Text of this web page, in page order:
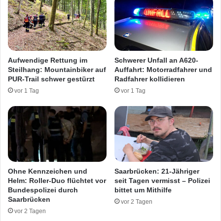
e
r
t
S
e
i
h
n
g
h
n
a
b
u
f
A
6
2
,
A
n
d
A
8
-
R
e
t
t
u
n
Aufwendige Rettung im
Steilhang: Mountainbiker auf
PUR-Trail schwer gestürzt
vor 1 Tag
Schwerer Unfall an A620-
Auffahrt: Motorradfahrer und
Radfahrer kollidieren
vor 1 Tag
Ohne Kennzeichen und
Helm: Roller-Duo flüchtet vor
Bundespolizei durch
Saarbrücken
vor 2 Tagen
Saarbrücken: 21-Jähriger
seit Tagen vermisst – Polizei
bittet um Mithilfe
vor 2 Tagen